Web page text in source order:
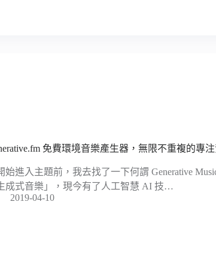
免費環境音樂產生器，無限不重複的專
始進入主題前，我去找了一下何謂 Generative
成式音樂」，現今有了人工智慧 AI 技…
2019-04-10